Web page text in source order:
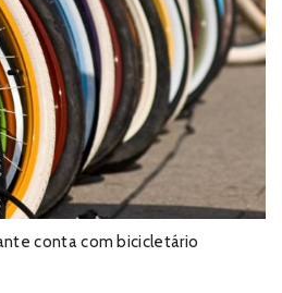
conta com bicicletário